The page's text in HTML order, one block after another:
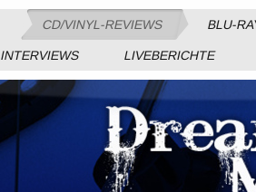
CD/VINYL-REVIEWS BLU-
INTERVIEWS LIVEBERICHTE